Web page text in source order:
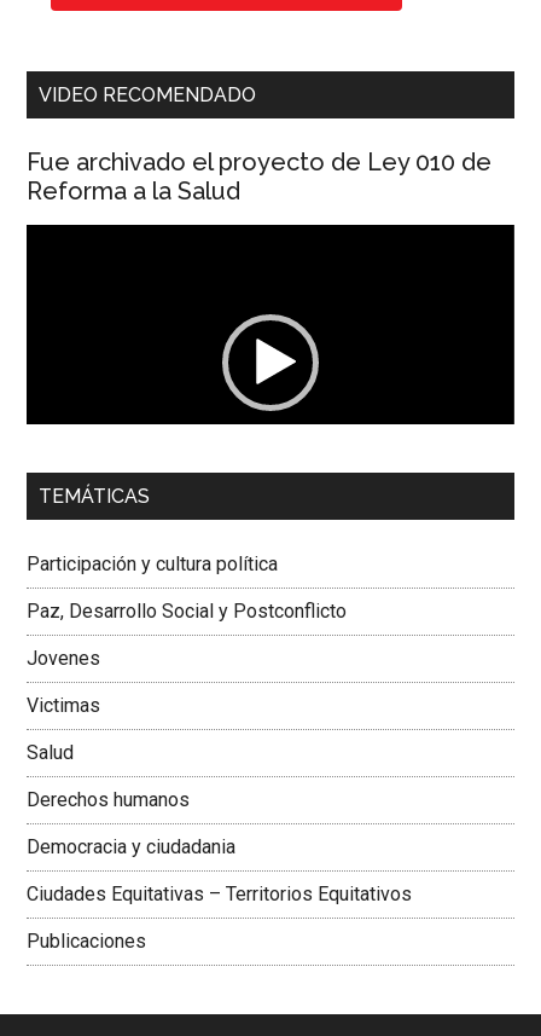
VIDEO RECOMENDADO
Fue archivado el proyecto de Ley 010 de
Reforma a la Salud
00:00 01:04
Dra. Carolina Corcho Mejía,Presidenta Corporación
Colombiana
TEMÁTICAS
Participación y cultura política
Paz, Desarrollo Social y Postconflicto
Jovenes
Victimas
Salud
Derechos humanos
Democracia y ciudadania
Ciudades Equitativas – Territorios Equitativos
Publicaciones